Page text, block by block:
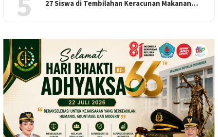
27 Siswa di Tembilahan Keracunan Makanan…